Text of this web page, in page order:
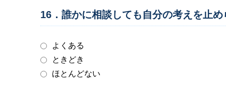
16．誰かに相談しても自分の考えを止
よくある
ときどき
ほとんどない